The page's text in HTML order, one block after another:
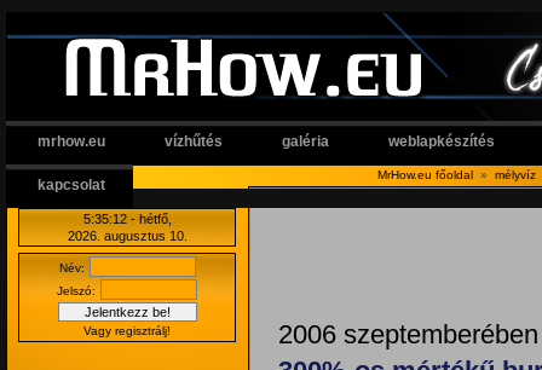
mrhow.eu vízhűtés galéria weblapkészítés
kapcsolat
MrHow.eu főoldal » mélyvíz
5:35 13 - hétfő,
2026. augusztus 10.
Név:
Jelszó:
Vagy regisztrálj!
2006